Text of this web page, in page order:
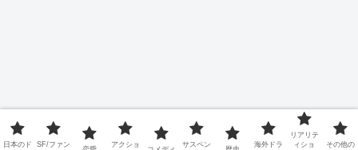
日本のド SF/ファン アクショ サスペン 海外ドラ
リアリテ
ィショ
その他の